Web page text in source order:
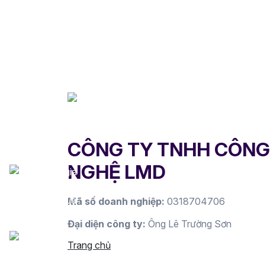
CÔNG TY TNHH CÔNG
NGHỆ LMD
Mã số doanh nghiệp: 0318704706
Đại diện công ty: Ông Lê Trường Sơn
Trang chủ